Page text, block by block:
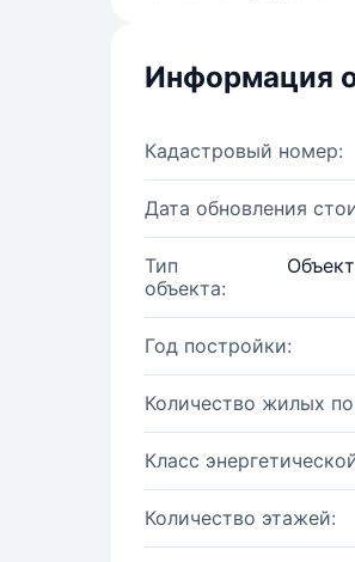
Информация
Кадастровый номер:
Дата обновления
Тип
объекта:
Год постройки:
Количество жилых
Класс
Количество этажей: